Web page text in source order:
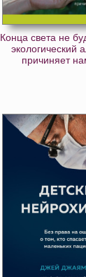
Конца света не
экологический
причиняет